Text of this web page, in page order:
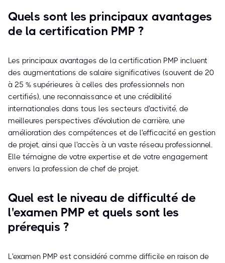
Quels sont les principaux avantages
de la certification PMP ?
Les principaux avantages de la certification PMP incluent
des augmentations de salaire significatives (souvent de 20
à 25 % supérieures à celles des professionnels non
certifiés), une reconnaissance et une crédibilité
internationales dans tous les secteurs d'activité, de
meilleures perspectives d'évolution de carrière, une
amélioration des compétences et de l'efficacité en gestion
de projet, ainsi que l'accès à un vaste réseau professionnel.
Elle témoigne de votre expertise et de votre engagement
envers la profession de chef de projet.
Quel est le niveau de difficulté de
l'examen PMP et quels sont les
prérequis ?
L'examen PMP est considéré comme difficile en raison de